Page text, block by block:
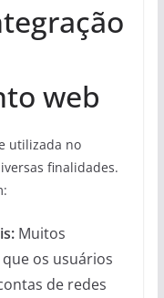
web
utilizada no
finalidades.
Muitos
os usuários
de redes